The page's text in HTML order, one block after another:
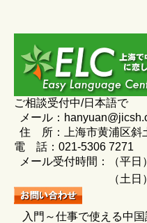
ご相談受付中/日本語で
メール：
住 所：上海市黄浦区斜
電 話：021-5306 7271
メール受付時間：（平日
（土日）
入門～仕事で使える中